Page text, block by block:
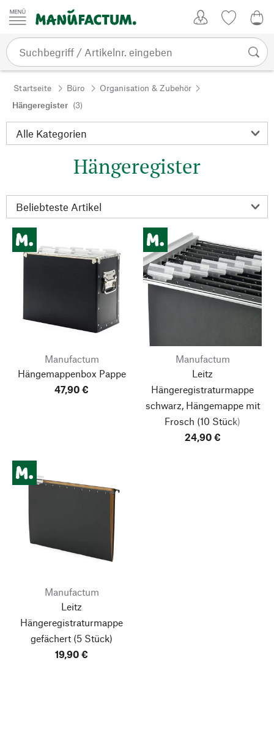
Zum Inhalt springen
Startseite Büro
Organisation & Zubehör
Hängeregister (3)
Hängeregister
Manufactum
Hängemappenbox Pappe
47,90 €
Manufactum
Leitz
Hängeregistraturmappe
schwarz, Hängemappe mit
Frosch (10 Stück)
24,90 €
Manufactum
Leitz
Hängeregistraturmappe
gefächert (5 Stück)
19,90 €